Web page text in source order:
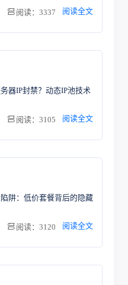
阅读：3337 阅读全文
器IP封禁？动态IP池技术
阅读：3105 阅读全文
阱：低价套餐背后的隐藏
阅读：3120 阅读全文